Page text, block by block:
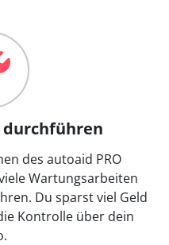
des autoaid PRO
Wartungsarbeiten
Du sparst viel Geld
Kontrolle über dein